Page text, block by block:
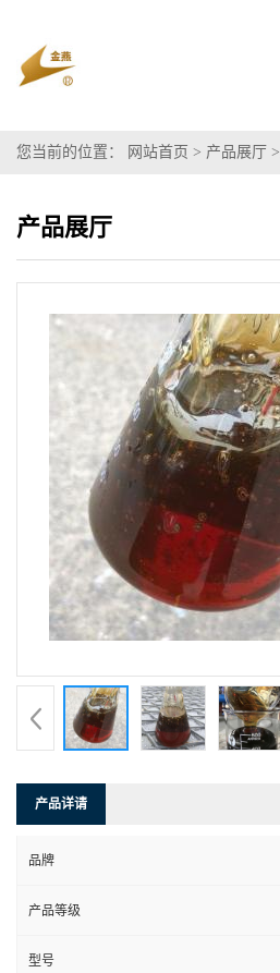
您当前的位置： 网站首页 > 产品展厅 >
产品展厅
产品详请
品牌
产品等级
型号